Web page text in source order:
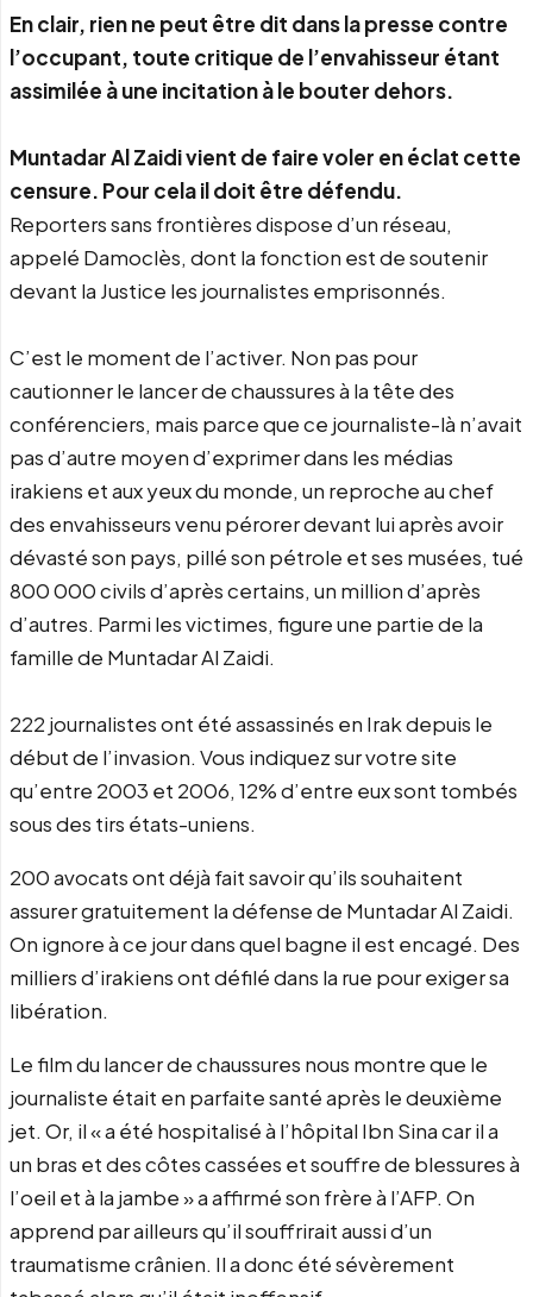
En clair, rien ne peut être dit dans la presse contre
l’occupant, toute critique de l’envahisseur étant
assimilée à une incitation à le bouter dehors.
Muntadar Al Zaidi vient de faire voler en éclat cette
censure. Pour cela il doit être défendu.
Reporters sans frontières dispose d’un réseau,
appelé Damoclès, dont la fonction est de soutenir
devant la Justice les journalistes emprisonnés.
C’est le moment de l’activer. Non pas pour
cautionner le lancer de chaussures à la tête des
conférenciers, mais parce que ce journaliste-là n’avait
pas d’autre moyen d’exprimer dans les médias
irakiens et aux yeux du monde, un reproche au chef
des envahisseurs venu pérorer devant lui après avoir
dévasté son pays, pillé son pétrole et ses musées, tué
800 000 civils d’après certains, un million d’après
d’autres. Parmi les victimes, figure une partie de la
famille de Muntadar Al Zaidi.
222 journalistes ont été assassinés en Irak depuis le
début de l’invasion. Vous indiquez sur votre site
qu’entre 2003 et 2006, 12% d’entre eux sont tombés
sous des tirs états-uniens.
200 avocats ont déjà fait savoir qu’ils souhaitent
assurer gratuitement la défense de Muntadar Al Zaidi.
On ignore à ce jour dans quel bagne il est encagé. Des
milliers d’irakiens ont défilé dans la rue pour exiger sa
libération.
Le film du lancer de chaussures nous montre que le
journaliste était en parfaite santé après le deuxième
jet. Or, il « a été hospitalisé à l’hôpital Ibn Sina car il a
un bras et des côtes cassées et souffre de blessures à
l’oeil et à la jambe » a affirmé son frère à l’AFP. On
apprend par ailleurs qu’il souffrirait aussi d’un
traumatisme crânien. Il a donc été sévèrement